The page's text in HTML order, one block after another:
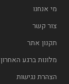
מי אנחנו
צור קשר
תקנון אתר
מלונות ברגע האחרון
הצהרת נגישות